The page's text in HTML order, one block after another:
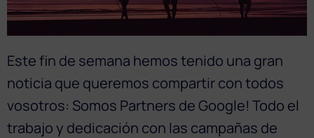
Este fin de semana hemos tenido una gran
noticia que queremos compartir con todos
vosotros: Somos Partners de Google! Todo el
trabajo y dedicación con las campañas de